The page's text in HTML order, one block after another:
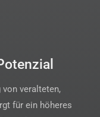
von veralteten,
für ein höheres